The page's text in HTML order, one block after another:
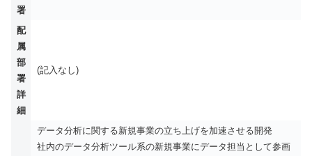
署
配
属
部
署
詳
細
(記入なし)
データ分析に関する新規事業の立ち上げを加速させる開発
社内のデータ分析ツール系の新規事業にデータ担当として参画